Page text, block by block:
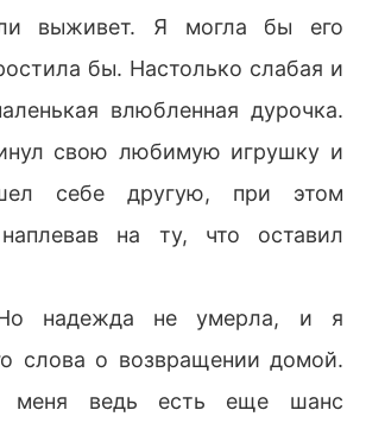
выживет. Я могла бы его
бы. Настолько слабая и
влюбленная дурочка.
свою любимую игрушку и
себе другую, при этом
на ту, что оставил
не умерла, и я
слова о возвращении домой.
меня ведь есть еще шанс